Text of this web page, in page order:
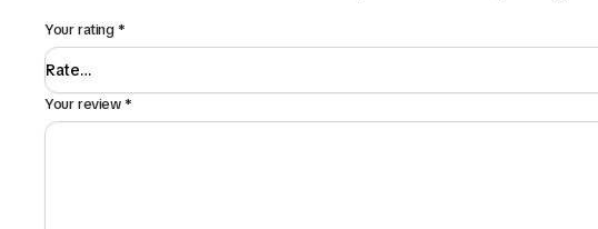
Your rating*
Your review*